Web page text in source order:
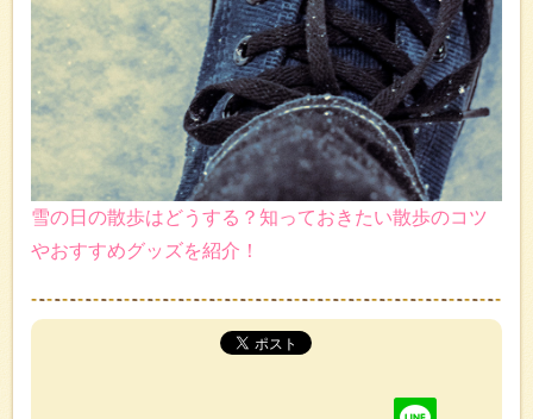
雪の日の散歩はどうする？知っておきたい散歩のコツ
やおすすめグッズを紹介！